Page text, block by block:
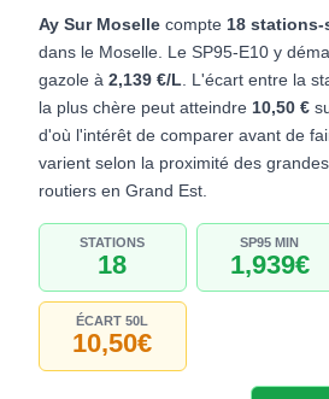
Ay Sur Moselle compte 18 stations-
dans le Moselle. Le SP95-E10 y
gazole à 2,139 €/L. L'écart entre la
la plus chère peut atteindre 10,50 €
d'où l'intérêt de comparer avant de
varient selon la proximité des
routiers en Grand Est.
STATIONS
18
SP95 MIN
1,939€
ÉCART 50L
10,50€